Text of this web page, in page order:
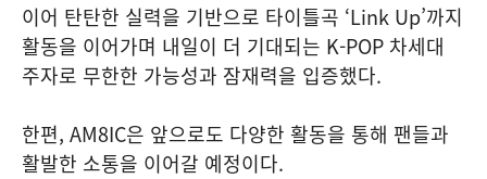
이어 탄탄한 실력을 기반으로 타이틀곡 ‘Link Up’까지
활동을 이어가며 내일이 더 기대되는 K-POP 차세대
주자로 무한한 가능성과 잠재력을 입증했다.
한편, AM8IC은 앞으로도 다양한 활동을 통해 팬들과
활발한 소통을 이어갈 예정이다.